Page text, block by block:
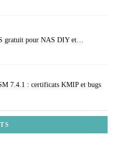
gratuit pour NAS DIY et…
7.4.1 : certificats KMIP et bugs